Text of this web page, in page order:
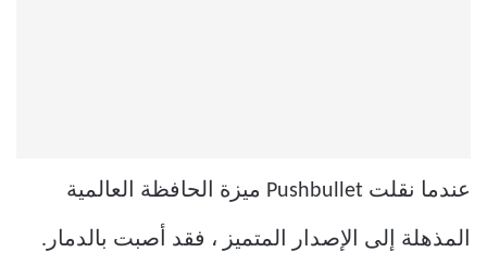
عندما نقلت Pushbullet ميزة الحافظة العالمية
المذهلة إلى الإصدار المتميز ، فقد أصبت بالدمار.